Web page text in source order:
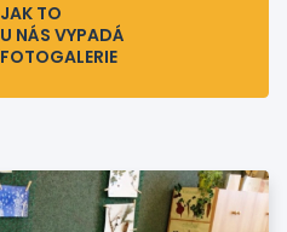
JAK TO
U NÁS VYPADÁ
FOTOGALERIE